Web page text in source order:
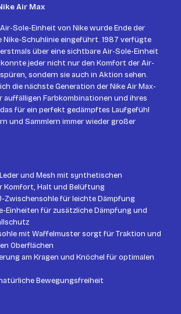
Air Max
Sole-Einheit von Nike wurde Ende der
Nike-Schuhlinie eingeführt. 1987 verfügte
erstmals über eine sichtbare Air-Sole-Einheit
konnte jeder nicht nur den Komfort der Air-
sondern sie auch in Aktion sehen.
die nächste Generation der Nike Air Max-
auffälligen Farbkombinationen und ihres
für ein perfekt gedämpftes Laufgefühl
und Sammlern immer wieder großer
und Mesh mit synthetischen
Komfort, Halt und Belüftung
Zwischensohle für leichte Dämpfung
Einheiten für zusätzliche Dämpfung und
mit Waffelmuster sorgt für Traktion und
Oberflächen
am Kragen und Knöchel für optimalen
Bewegungsfreiheit